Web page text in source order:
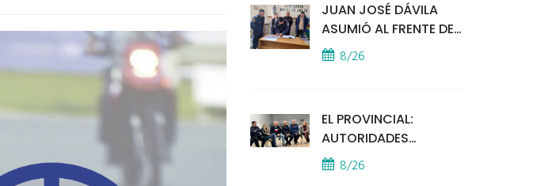
JUAN JOSÉ DÁVILA
ASUMIÓ AL FRENTE DE
LA POLICÍA COMUNAL
8/26
EL PROVINCIAL:
AUTORIDADES
MUNICIPALES
MANTUVIERON UN
8/26